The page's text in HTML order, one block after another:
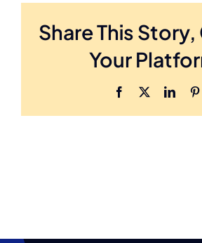
Share This
Your
Facebook